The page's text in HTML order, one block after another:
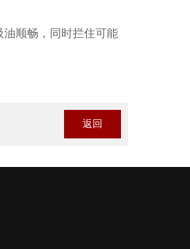
顺畅，同时拦住可能
返回